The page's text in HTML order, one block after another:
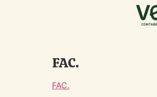
FAC.
FAC.